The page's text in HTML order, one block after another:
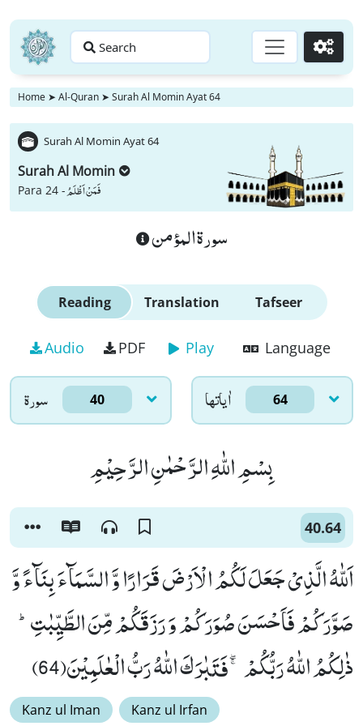
Search Go
Home ➤ Al-Quran ➤ Surah Al Momin Ayat 64
Surah Al Momin Ayat 64
Surah Al Momin
Para 24 -فَمَنْ اَظْلَمُ
سورة المؤمن
Reading Translation Tafseer
Audio PDF Play Language
سورۃ 40 اٰياتها 64
بِسْمِ اللّٰهِ الرَّحْمٰنِ الرَّحِیْمِ
40.64
اَللّٰهُ الَّذِیْ جَعَلَ لَكُمُ الْاَرْضَ قَرَارًا وَّ السَّمَآءَ بِنَآءً وَّ
صَوَّرَكُمْ فَاَحْسَنَ صُوَرَكُمْ وَ رَزَقَكُمْ مِّنَ الطَّیِّبٰتِؕ-
ذٰلِكُمُ اللّٰهُ رَبُّكُمْ ۚۖ-فَتَبٰرَكَ اللّٰهُ رَبُّ الْعٰلَمِیْنَ(64)
Kanz ul Iman Kanz ul Irfan